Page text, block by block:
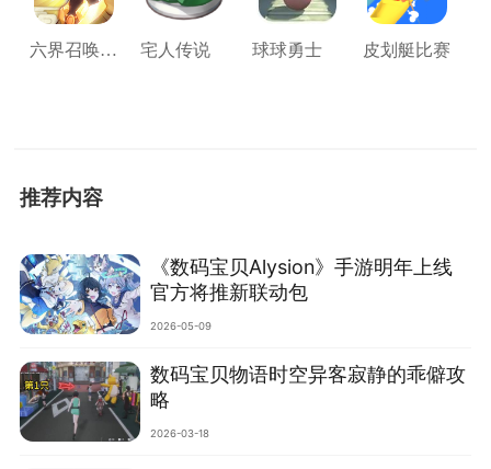
六界召唤师(官网版) 宅人传说 球球勇士 皮划艇比赛
推荐内容
‌《数码宝贝Alysion》手游明年上线
官方将推新联动包‌
2026-05-09
数码宝贝物语时空异客寂静的乖僻攻
略
2026-03-18